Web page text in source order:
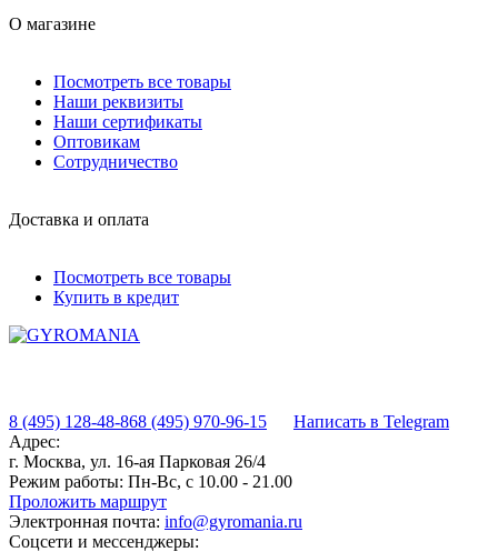
О магазине
Посмотреть все товары
Наши реквизиты
Наши сертификаты
Оптовикам
Сотрудничество
Доставка и оплата
Посмотреть все товары
Купить в кредит
8 (495) 128-48-868 (495) 970-96-15
Написать в Telegram
Адрес:
г. Москва, ул. 16-ая Парковая 26/4
Режим работы: Пн-Вс, с 10.00 - 21.00
Проложить маршрут
Электронная почта: info@gyromania.ru
Соцсети и мессенджеры: